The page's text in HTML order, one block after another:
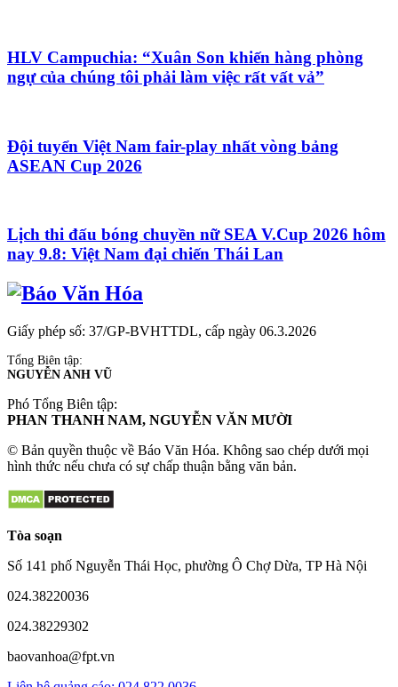
HLV Campuchia: “Xuân Son khiến hàng phòng
ngự của chúng tôi phải làm việc rất vất vả”
Đội tuyển Việt Nam fair-play nhất vòng bảng
ASEAN Cup 2026
Lịch thi đấu bóng chuyền nữ SEA V.Cup 2026 hôm
nay 9.8: Việt Nam đại chiến Thái Lan
Giấy phép số: 37/GP-BVHTTDL, cấp ngày 06.3.2026
Tổng Biên tập:
NGUYỄN ANH VŨ
Phó Tổng Biên tập:
PHAN THANH NAM, NGUYỄN VĂN MƯỜI
© Bản quyền thuộc về Báo Văn Hóa. Không sao chép dưới mọi
hình thức nếu chưa có sự chấp thuận bằng văn bản.
Tòa soạn
Số 141 phố Nguyễn Thái Học, phường Ô Chợ Dừa, TP Hà Nội
024.38220036
024.38229302
baovanhoa@fpt.vn